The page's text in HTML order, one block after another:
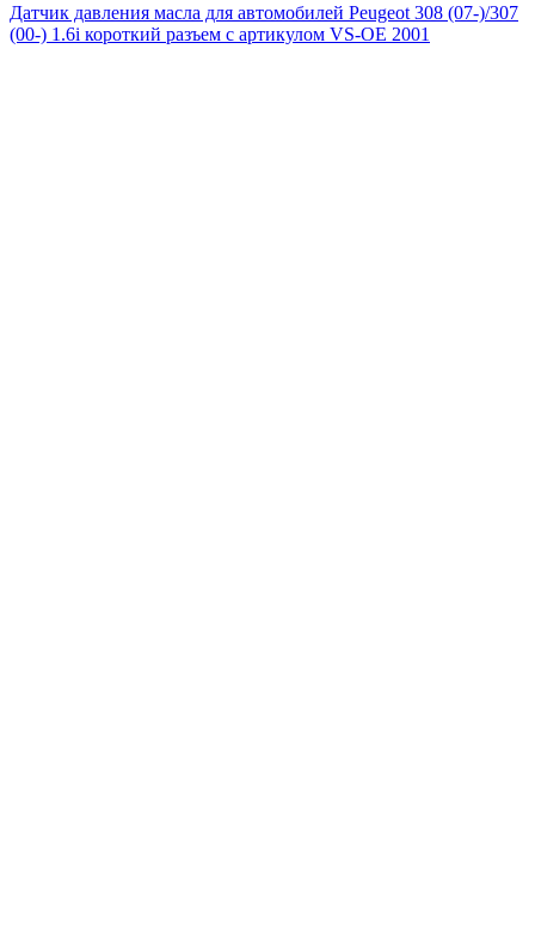
Датчик давления масла для автомобилей Peugeot 308 (07-)/307
(00-) 1.6i короткий разъем с артикулом VS-OE 2001